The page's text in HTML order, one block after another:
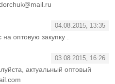
04.08.2015, 13:35
оптовую закупку .
03.08.2015, 16:26
актуальный оптовый